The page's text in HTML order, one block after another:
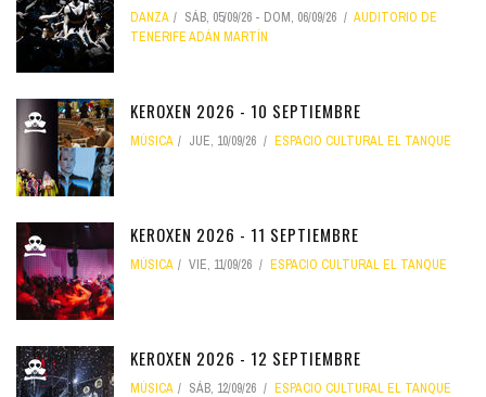
DANZA SÁB, 05/09/26 - DOM, 06/09/26
AUDITORIO DE
TENERIFE ADÁN MARTÍN
KEROXEN 2026 - 10 SEPTIEMBRE
MÚSICA JUE, 10/09/26 ESPACIO CULTURAL EL TANQUE
KEROXEN 2026 - 11 SEPTIEMBRE
MÚSICA VIE, 11/09/26 ESPACIO CULTURAL EL TANQUE
KEROXEN 2026 - 12 SEPTIEMBRE
MÚSICA SÁB, 12/09/26 ESPACIO CULTURAL EL TANQUE